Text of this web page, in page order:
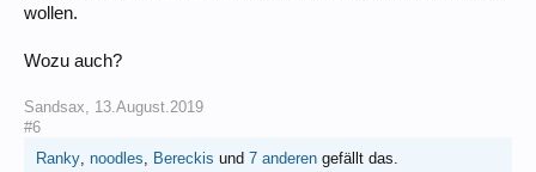
wollen.
Wozu auch?
Sandsax
13.August.2019
#6
Ranky noodles Bereckis und 7 anderen gefällt das.